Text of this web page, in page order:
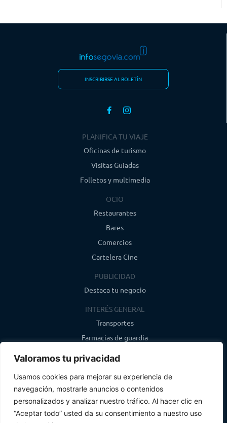
Valoramos tu privacidad
Usamos cookies para mejorar su experiencia de
navegación, mostrarle anuncios o contenidos
personalizados y analizar nuestro tráfico. Al hacer clic en
“Aceptar todo” usted da su consentimiento a nuestro uso
INSCRIBIRSE AL BOLETÍN
PLANIFICA TU VIAJE
Oficinas de turismo
Visitas Guiadas
Folletos y multimedia
OCIO
Restaurantes
Bares
Comercios
Cartelera Cine
PUBLICIDAD
Destaca tu negocio
INTERÉS GENERAL
Transportes
Farmacias de guardia
CONTACTO
info@infosegovia.com